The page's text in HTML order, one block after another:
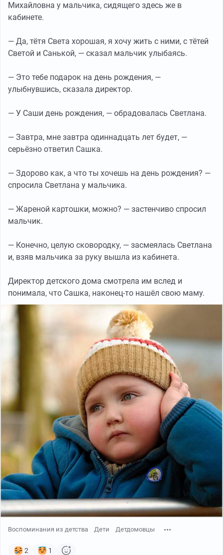
Михайловна у мальчика, сидящего здесь же в
кабинете.
— Да, тётя Света хорошая, я хочу жить с ними, с тётей
Светой и Санькой, — сказал мальчик улыбаясь.
— Это тебе подарок на день рождения, —
улыбнувшись, сказала директор.
— У Саши день рождения, — обрадовалась Светлана.
— Завтра, мне завтра одиннадцать лет будет, —
серьёзно ответил Сашка.
— Здорово как, а что ты хочешь на день рождения? —
спросила Светлана у мальчика.
— Жареной картошки, можно? — застенчиво спросил
мальчик.
— Конечно, целую сковородку, — засмеялась Светлана
и, взяв мальчика за руку вышла из кабинета.
Директор детского дома смотрела им вслед и
понимала, что Сашка, наконец-то нашёл свою маму.
Воспоминания из детства Дети Детдомовцы
2 1